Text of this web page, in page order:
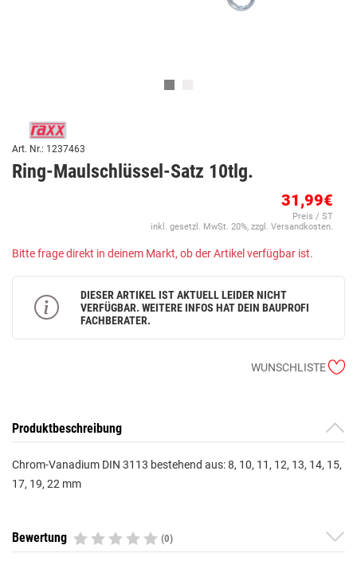
Art. Nr.: 1237463
Ring-Maulschlüssel-Satz 10tlg.
31,99€
Preis / ST
inkl. gesetzl. MwSt. 20%, zzgl. Versandkosten.
Bitte frage direkt in deinem Markt, ob der Artikel verfügbar ist.
DIESER ARTIKEL IST AKTUELL LEIDER NICHT
VERFÜGBAR. WEITERE INFOS HAT DEIN BAUPROFI
FACHBERATER.
WUNSCHLISTE
Produktbeschreibung
Chrom-Vanadium DIN 3113 bestehend aus: 8, 10, 11, 12, 13, 14, 15,
17, 19, 22 mm
Bewertung (0)